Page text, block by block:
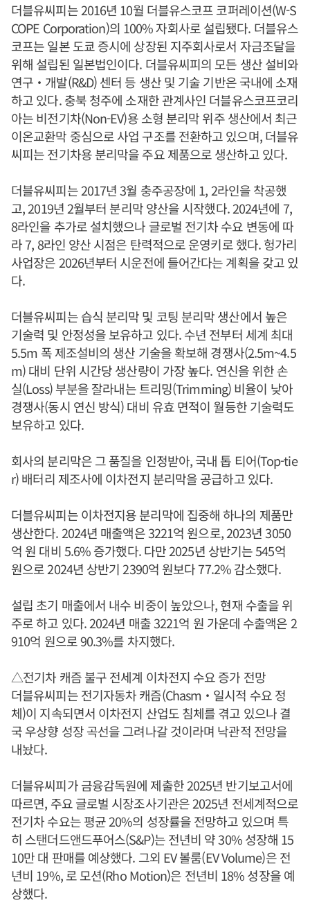
더블유씨피는 2016년 10월 더블유스코프 코퍼레이션(W-S
COPE Corporation)의 100% 자회사로 설립됐다. 더블유스
코프는 일본 도쿄 증시에 상장된 지주회사로서 자금조달을
위해 설립된 일본법인이다. 더블유씨피의 모든 생산 설비와
연구‧개발(R&D) 센터 등 생산 및 기술 기반은 국내에 소재
하고 있다. 충북 청주에 소재한 관계사인 더블유스코프코리
아는 비전기차(Non-EV)용 소형 분리막 위주 생산에서 최근
이온교환막 중심으로 사업 구조를 전환하고 있으며, 더블유
씨피는 전기차용 분리막을 주요 제품으로 생산하고 있다.
더블유씨피는 2017년 3월 충주공장에 1, 2라인을 착공했
고, 2019년 2월부터 분리막 양산을 시작했다. 2024년에 7,
8라인을 추가로 설치했으나 글로벌 전기차 수요 변동에 따
라 7, 8라인 양산 시점은 탄력적으로 운영키로 했다. 헝가리
사업장은 2026년부터 시운전에 들어간다는 계획을 갖고 있
다.
더블유씨피는 습식 분리막 및 코팅 분리막 생산에서 높은
기술력 및 안정성을 보유하고 있다. 수년 전부터 세계 최대
5.5m 폭 제조설비의 생산 기술을 확보해 경쟁사(2.5m~4.5
m) 대비 단위 시간당 생산량이 가장 높다. 연신을 위한 손
실(Loss) 부분을 잘라내는 트리밍(Trimming) 비율이 낮아
경쟁사(동시 연신 방식) 대비 유효 면적이 월등한 기술력도
보유하고 있다.
회사의 분리막은 그 품질을 인정받아, 국내 톱 티어(Top-tie
r) 배터리 제조사에 이차전지 분리막을 공급하고 있다.
더블유씨피는 이차전지용 분리막에 집중해 하나의 제품만
생산한다. 2024년 매출액은 3221억 원으로, 2023년 3050
억 원 대비 5.6% 증가했다. 다만 2025년 상반기는 545억
원으로 2024년 상반기 2390억 원보다 77.2% 감소했다.
설립 초기 매출에서 내수 비중이 높았으나, 현재 수출을 위
주로 하고 있다. 2024년 매출 3221억 원 가운데 수출액은 2
910억 원으로 90.3%를 차지했다.
△전기차 캐즘 불구 전세계 이차전지 수요 증가 전망
더블유씨피는 전기자동차 캐즘(Chasm‧일시적 수요 정
체)이 지속되면서 이차전지 산업도 침체를 겪고 있으나 결
국 우상향 성장 곡선을 그려나갈 것이라며 낙관적 전망을
내놨다.
더블유씨피가 금융감독원에 제출한 2025년 반기보고서에
따르면, 주요 글로벌 시장조사기관은 2025년 전세계적으로
전기차 수요는 평균 20%의 성장률을 전망하고 있으며 특
히 스탠더드앤드푸어스(S&P)는 전년비 약 30% 성장해 15
10만 대 판매를 예상했다. 그외 EV 볼룸(EV Volume)은 전
년비 19%, 로 모션(Rho Motion)은 전년비 18% 성장을 예
상했다.